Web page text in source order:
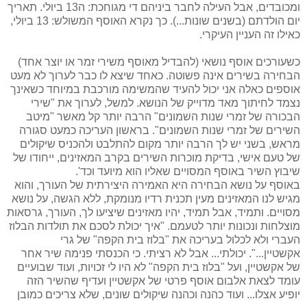
ומכובדים, אבל העילה לחבר ביניהם די מגוחכת: ה13 ביולי. תאריך
יום הולדתם (בשנים שונות...). כך נקרא האוסף המשולש: 13 ביולי,
כאילו זה העניין העיקרי.
כשעורכים אוסף נושאי (להבדיל מאוסף משירי זמר או יוצר אחד)
הבחירה בשירים אינה פשוטה. כאחד שיצא לו כבר לערוך לא מעט
אוספים כאלה אני יכול להעיד שהמשימה מורכבת במיוחד כשאינך
נצמד לחיתוך מאד מדוייק של הנושא. למשל, לערוך את "שירי
הבכורה של זמרי שנות השמונים" הרבה יותר קל מאשר "מיטב
השירים של זמרי שנות השמונים". בראשון העריכה כמעט סגורה
מראש, בשני יש לך הרבה יותר מקום להתלבט ולהכניס שיקולים
של טעם אישי, בדיקת מוכרות השירים בקרב המאזינים, ייחודו של
שיבוץ השיר באוסף המסויים שאליו הוא מיועד וכד'.
באוסף על נושא הבחירה היא האמירה היצירתית של העורך, והוא
מגיש לנו המאזינים מעין תכנית רדיו מנומקת, ללא הגשה, על נושא
מסויים. ותמיד, אבל תמיד, יהיו מאזינים שיציעו לך, העורך, גרסאות
מוצלחות ונכונות יותר לטעמם. "איך יכולת לסכם את תולדות הבלוז
העברי ולא לכלול בעריכה את "בלוז בית הקפה" של גרי
אקשטיין...". יכולתי... אבל לא רציתי. כי הכנסתי פנימה שיר אחר
של אקשטיין, ועל "בלוז בית הקפה" לא היו לי זכויות, ועוד שבועיים
עומד לצאת אלבום אוסף פרטי של אקשטיין ועדיף שהשיר הזה
יופיע אצלו... ועוד כהנה וכהנה שיקולים שונים, שלא צריכים כמובן